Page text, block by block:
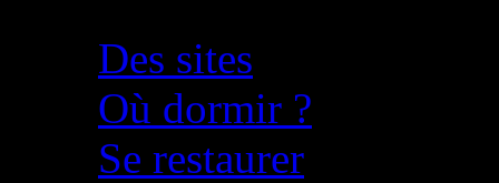
Des sites
Où dormir ?
Se restaurer